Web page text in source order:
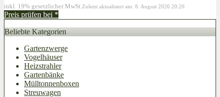
inkl. 19% gesetzlicher MwSt. Zuletzt aktualisiert am: 8. August 2026 20:20
Preis prüfen bei *
Beliebte Kategorien
Gartenzwerge
Vogelhäuser
Heizstrahler
Gartenbänke
Mülltonnenboxen
Streuwagen